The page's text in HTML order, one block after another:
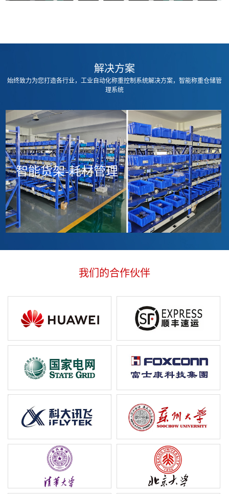
华为大数据中心、数通部、无线部
物联网称重应用
解决方案
始终致力为您打造各行业，工业自动化称重控制系统解决方案，智能称重仓储管
理系统
智能货架-耗材管理
太原重工智能称重货架
智能货架-航天智能仓储
我们的合作伙伴